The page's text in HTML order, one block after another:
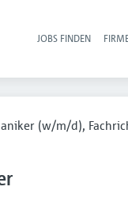
JOBS FINDEN
(w/m/d),